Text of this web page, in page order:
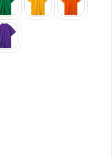
зеленыйжелтый
фиолетовый